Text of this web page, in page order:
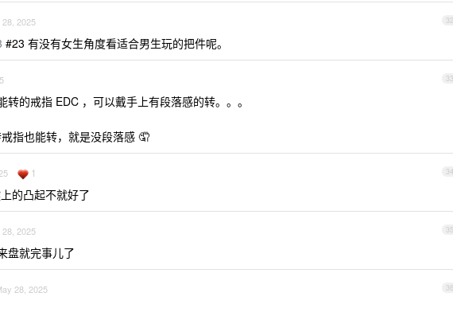
32
28, 2025
#23 有没有女生角度看适合男生玩的把件呢。
33
转的戒指 EDC ，可以戴手上有段落感的转。。。
指也能转，就是没段落感 🤦
34
1
的凸起不就好了
35
28, 2025
盘就完事儿了
36
28, 2025